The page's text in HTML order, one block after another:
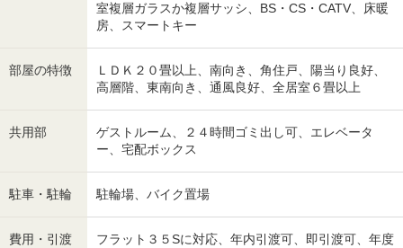
室複層ガラスか複層サッシ、BS・CS・CATV、床暖
房、スマートキー
部屋の特徴
ＬＤＫ２０畳以上、南向き、角住戸、陽当り良好、
高層階、東南向き、通風良好、全居室６畳以上
共用部
ゲストルーム、２４時間ゴミ出し可、エレベータ
ー、宅配ボックス
駐車・駐輪 駐輪場、バイク置場
費用・引渡
フラット３５Sに対応、年内引渡可、即引渡可、年度